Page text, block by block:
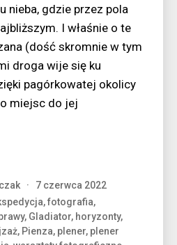
nieba, gdzie przez pola
I właśnie o te
(dość skromnie w tym
droga wije się ku
pagórkowatej okolicy
miejsc do jej
7 czerwca 2022
,fotografia,
, Gladiator, horyzonty,
, Pienza, plener, plener